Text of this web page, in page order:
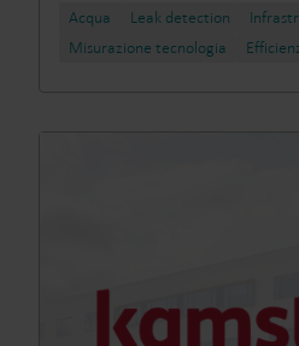
Acqua Leak detection
Misurazione tecnologia